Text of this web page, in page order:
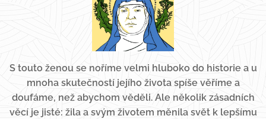
S touto ženou se noříme velmi hluboko do historie a u
mnoha skutečností jejího života spíše věříme a
doufáme, než abychom věděli. Ale několik zásadních
věcí je jisté: žila a svým životem měnila svět k lepšímu